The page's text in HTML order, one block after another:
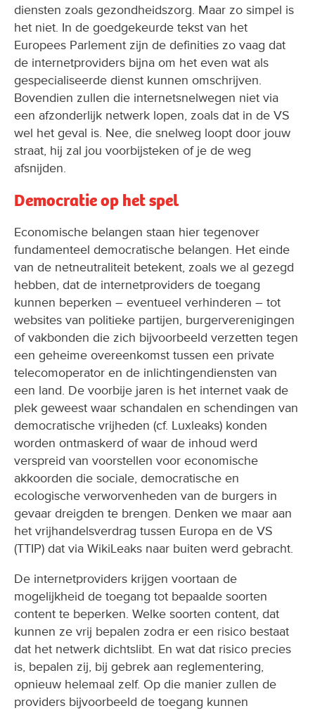
diensten zoals gezondheidszorg. Maar zo simpel is
het niet. In de goedgekeurde tekst van het
Europees Parlement zijn de definities zo vaag dat
de internetproviders bijna om het even wat als
gespecialiseerde dienst kunnen omschrijven.
Bovendien zullen die internetsnelwegen niet via
een afzonderlijk netwerk lopen, zoals dat in de VS
wel het geval is. Nee, die snelweg loopt door jouw
straat, hij zal jou voorbijsteken of je de weg
afsnijden.
Democratie op het spel
Economische belangen staan hier tegenover
fundamenteel democratische belangen. Het einde
van de netneutraliteit betekent, zoals we al gezegd
hebben, dat de internetproviders de toegang
kunnen beperken – eventueel verhinderen – tot
websites van politieke partijen, burgerverenigingen
of vakbonden die zich bijvoorbeeld verzetten tegen
een geheime overeenkomst tussen een private
telecomoperator en de inlichtingendiensten van
een land. De voorbije jaren is het internet vaak de
plek geweest waar schandalen en schendingen van
democratische vrijheden (cf. Luxleaks) konden
worden ontmaskerd of waar de inhoud werd
verspreid van voorstellen voor economische
akkoorden die sociale, democratische en
ecologische verworvenheden van de burgers in
gevaar dreigden te brengen. Denken we maar aan
het vrijhandelsverdrag tussen Europa en de VS
(TTIP) dat via WikiLeaks naar buiten werd gebracht.
De internetproviders krijgen voortaan de
mogelijkheid de toegang tot bepaalde soorten
content te beperken. Welke soorten content, dat
kunnen ze vrij bepalen zodra er een risico bestaat
dat het netwerk dichtslibt. En wat dat risico precies
is, bepalen zij, bij gebrek aan reglementering,
opnieuw helemaal zelf. Op die manier zullen de
providers bijvoorbeeld de toegang kunnen